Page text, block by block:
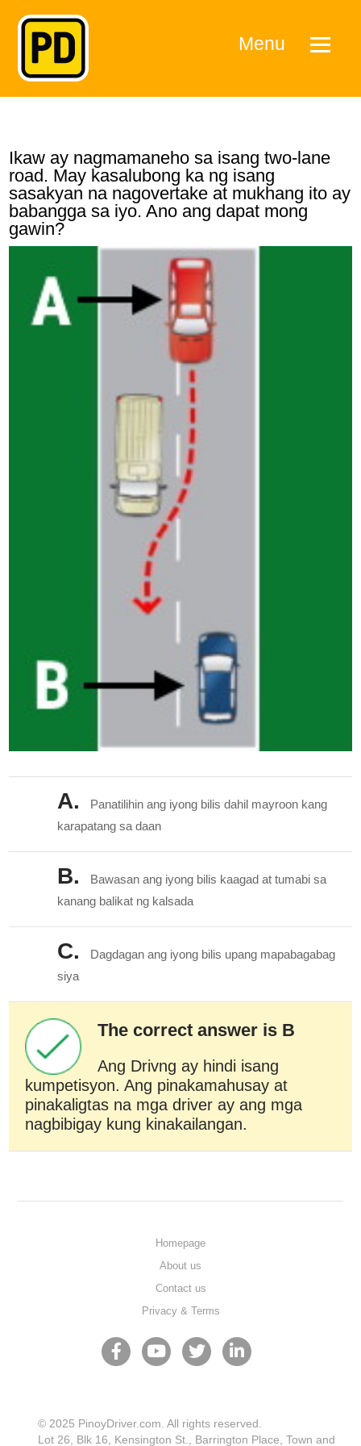
Menu
Ikaw ay nagmamaneho sa isang two-lane
road. May kasalubong ka ng isang
sasakyan na nagovertake at mukhang ito ay
babangga sa iyo. Ano ang dapat mong
gawin?
A.
Panatilihin ang iyong bilis dahil mayroon kang
karapatang sa daan
B.
Bawasan ang iyong bilis kaagad at tumabi sa
kanang balikat ng kalsada
C.
Dagdagan ang iyong bilis upang mapabagabag
siya
The correct answer is B
Ang Drivng ay hindi isang
kumpetisyon. Ang pinakamahusay at
pinakaligtas na mga driver ay ang mga
nagbibigay kung kinakailangan.
Homepage
About us
Contact us
Privacy & Terms
© 2025 PinoyDriver.com. All rights reserved.
Lot 26, Blk 16, Kensington St., Barrington Place, Town and